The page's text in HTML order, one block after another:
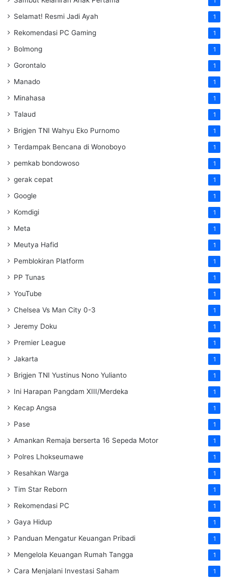
Selamat! Resmi Jadi Ayah 1
Rekomendasi PC Gaming 1
Bolmong 1
Gorontalo 1
Manado 1
Minahasa 1
Talaud 1
Brigjen TNI Wahyu Eko Purnomo 1
Terdampak Bencana di Wonoboyo 1
pemkab bondowoso 1
gerak cepat 1
Google 1
Komdigi 1
Meta 1
Meutya Hafid 1
Pemblokiran Platform 1
PP Tunas 1
YouTube 1
Chelsea Vs Man City 0-3 1
Jeremy Doku 1
Premier League 1
Jakarta 1
Brigjen TNI Yustinus Nono Yulianto 1
Ini Harapan Pangdam XIII/Merdeka 1
Kecap Angsa 1
Pase 1
Amankan Remaja berserta 16 Sepeda Motor 1
Polres Lhokseumawe 1
Resahkan Warga 1
Tim Star Reborn 1
Rekomendasi PC 1
Gaya Hidup 1
Panduan Mengatur Keuangan Pribadi 1
Mengelola Keuangan Rumah Tangga 1
Cara Menjalani Investasi Saham 1